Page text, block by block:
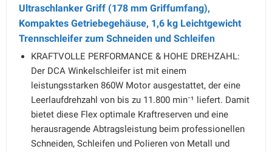
Ultraschlanker Griff (178 mm Griffumfang),
Kompaktes Getriebegehäuse, 1,6 kg Leichtgewicht
Trennschleifer zum Schneiden und Schleifen
KRAFTVOLLE PERFORMANCE & HOHE DREHZAHL:
Der DCA Winkelschleifer ist mit einem
leistungsstarken 860W Motor ausgestattet, der eine
Leerlaufdrehzahl von bis zu 11.800 min⁻¹ liefert. Damit
bietet diese Flex optimale Kraftreserven und eine
herausragende Abtragsleistung beim professionellen
Schneiden, Schleifen und Polieren von Metall und